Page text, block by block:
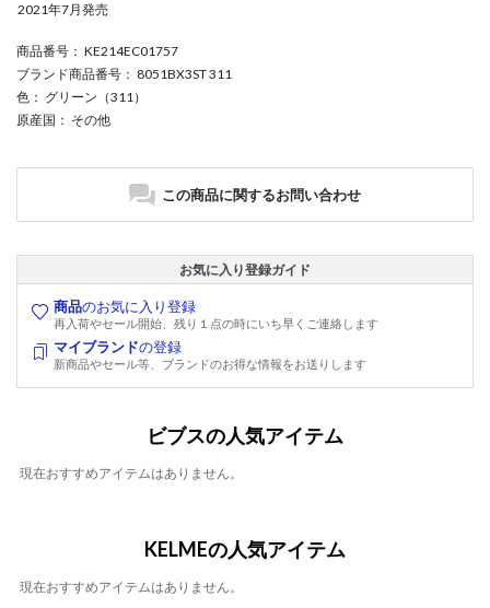
2021年7月発売
商品番号 ： KE214EC01757
ブランド商品番号 ： 8051BX3ST 311
色 ： グリーン（311）
原産国 ： その他
この商品に関するお問い合わせ
お気に入り登録ガイド
商品のお気に入り登録
再入荷やセール開始、残り１点の時にいち早くご連絡します
マイブランドの登録
新商品やセール等、ブランドのお得な情報をお送りします
ビブスの人気アイテム
現在おすすめアイテムはありません。
KELMEの人気アイテム
現在おすすめアイテムはありません。